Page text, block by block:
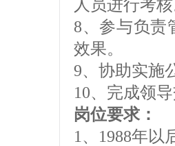
人员进行考
8、参与负责
效果。
9、协助实施
10、完成领
岗位要求：
1、1988年以